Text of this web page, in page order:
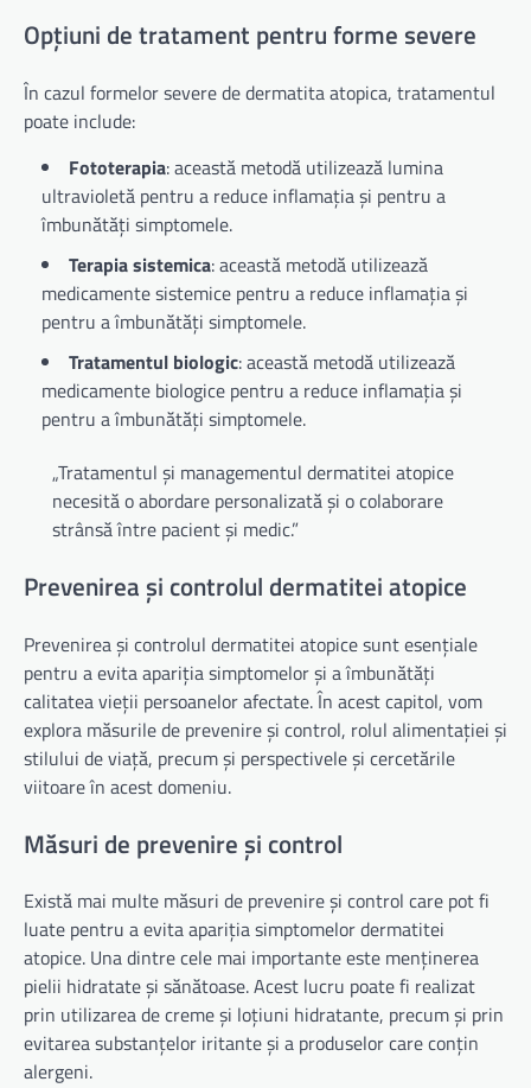
Opțiuni de tratament pentru forme severe
În cazul formelor severe de dermatita atopica, tratamentul
poate include:
Fototerapia: această metodă utilizează lumina
ultravioletă pentru a reduce inflamația și pentru a
îmbunătăți simptomele.
Terapia sistemica: această metodă utilizează
medicamente sistemice pentru a reduce inflamația și
pentru a îmbunătăți simptomele.
Tratamentul biologic: această metodă utilizează
medicamente biologice pentru a reduce inflamația și
pentru a îmbunătăți simptomele.
„Tratamentul și managementul dermatitei atopice
necesită o abordare personalizată și o colaborare
strânsă între pacient și medic.”
Prevenirea și controlul dermatitei atopice
Prevenirea și controlul dermatitei atopice sunt esențiale
pentru a evita apariția simptomelor și a îmbunătăți
calitatea vieții persoanelor afectate. În acest capitol, vom
explora măsurile de prevenire și control, rolul alimentației și
stilului de viață, precum și perspectivele și cercetările
viitoare în acest domeniu.
Măsuri de prevenire și control
Există mai multe măsuri de prevenire și control care pot fi
luate pentru a evita apariția simptomelor dermatitei
atopice. Una dintre cele mai importante este menținerea
pielii hidratate și sănătoase. Acest lucru poate fi realizat
prin utilizarea de creme și loțiuni hidratante, precum și prin
evitarea substanțelor iritante și a produselor care conțin
alergeni.